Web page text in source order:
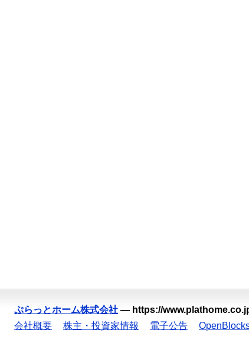
ぷらっとホーム株式会社 — https://
会社概要
株主・投資家情報 電子公告